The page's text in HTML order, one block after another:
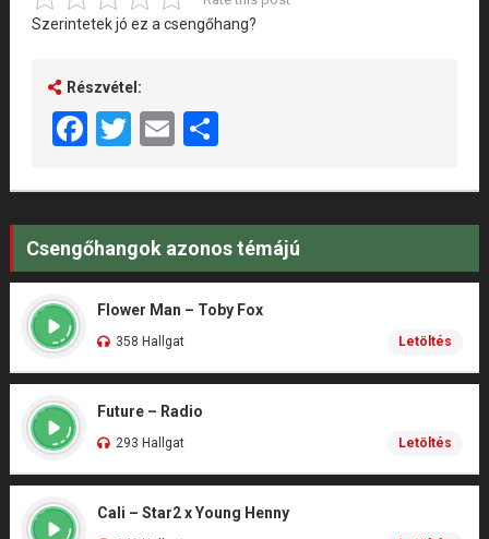
Szerintetek jó ez a csengőhang?
Részvétel:
Facebook
Twitter
EmailShare
Csengőhangok azonos témájú
Flower Man – Toby Fox
358 Hallgat Letöltés
Future – Radio
293 Hallgat Letöltés
Cali – Star2 x Young Henny